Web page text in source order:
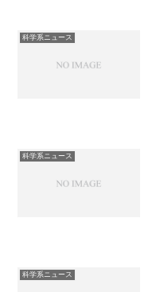
科学系ニュース
科学系ニュース
科学系ニュース